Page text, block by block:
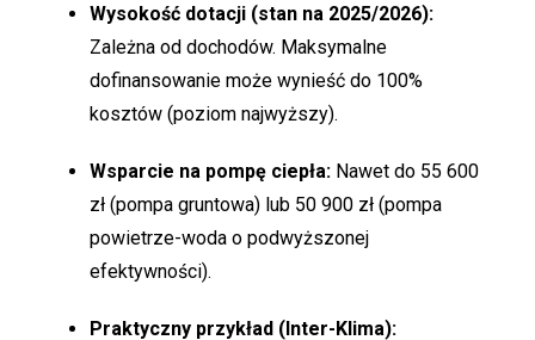
Wysokość dotacji (stan na 2025/2026):
Zależna od dochodów. Maksymalne
dofinansowanie może wynieść do 100%
kosztów (poziom najwyższy).
Wsparcie na pompę ciepła: Nawet do 55 600
zł (pompa gruntowa) lub 50 900 zł (pompa
powietrze-woda o podwyższonej
efektywności).
Praktyczny przykład (Inter-Klima):